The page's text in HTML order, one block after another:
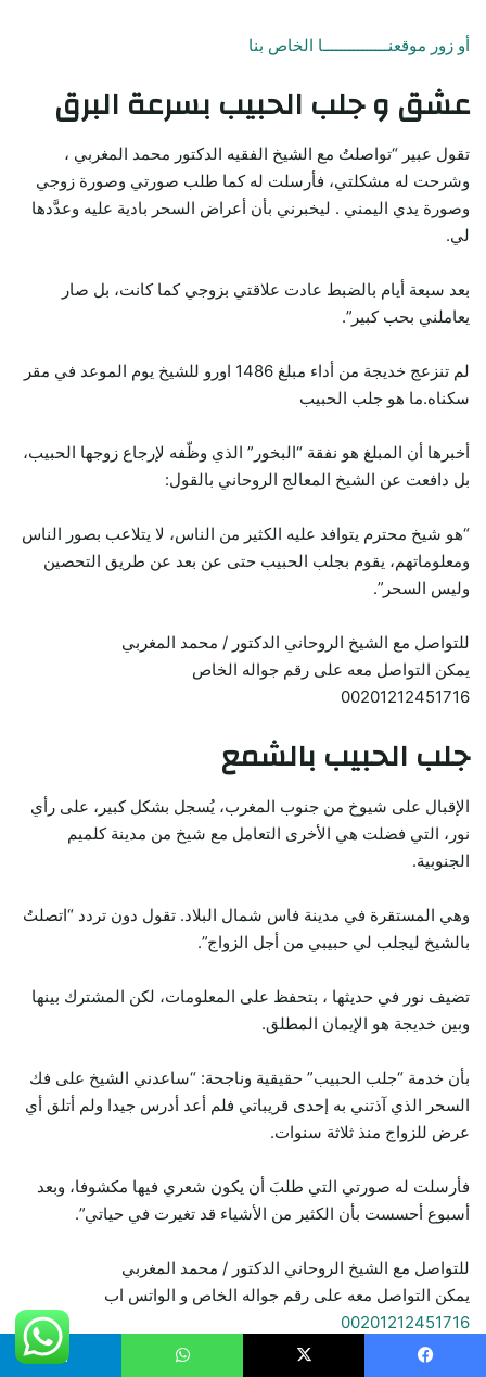
أو زور موقعنـــــــــــــــا الخاص بنا
عشق و جلب الحبيب بسرعة البرق
تقول عبير “تواصلتُ مع الشيخ الفقيه الدكتور محمد المغربي ،
وشرحت له مشكلتي، فأرسلت له كما طلب صورتي وصورة زوجي
وصورة يدي اليمني . ليخبرني بأن أعراض السحر بادية عليه وعدَّدها
لي.
بعد سبعة أيام بالضبط عادت علاقتي بزوجي كما كانت، بل صار
يعاملني بحب كبير”.
لم تنزعج خديجة من أداء مبلغ 1486 اورو للشيخ يوم الموعد في مقر
سكناه.ما هو جلب الحبيب
أخبرها أن المبلغ هو نفقة “البخور” الذي وظّفه لإرجاع زوجها الحبيب،
بل دافعت عن الشيخ المعالج الروحاني بالقول:
“هو شيخ محترم يتوافد عليه الكثير من الناس، لا يتلاعب بصور الناس
ومعلوماتهم، يقوم بجلب الحبيب حتى عن بعد عن طريق التحصين
وليس السحر”.
للتواصل مع الشيخ الروحاني الدكتور / محمد المغربي
يمكن التواصل معه على رقم جواله الخاص
00201212451716
جلب الحبيب بالشمع
الإقبال على شيوخ من جنوب المغرب، يُسجل بشكل كبير، على رأي
نور، التي فضلت هي الأخرى التعامل مع شيخ من مدينة كلميم
الجنوبية.
وهي المستقرة في مدينة فاس شمال البلاد. تقول دون تردد “اتصلتُ
بالشيخ ليجلب لي حبيبي من أجل الزواج”.
تضيف نور في حديثها ، بتحفظ على المعلومات، لكن المشترك بينها
وبين خديجة هو الإيمان المطلق.
بأن خدمة “جلب الحبيب” حقيقية وناجحة: “ساعدني الشيخ على فك
السحر الذي آذتني به إحدى قريباتي فلم أعد أدرس جيدا ولم أتلق أي
عرض للزواج منذ ثلاثة سنوات.
فأرسلت له صورتي التي طلبَ أن يكون شعري فيها مكشوفا، وبعد
أسبوع أحسست بأن الكثير من الأشياء قد تغيرت في حياتي”.
للتواصل مع الشيخ الروحاني الدكتور / محمد المغربي
يمكن التواصل معه على رقم جواله الخاص و الواتس اب
00201212451716